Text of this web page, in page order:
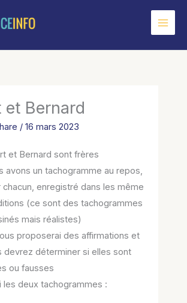
et Bernard
/16 mars 2023
et Bernard sont frères
avons un tachogramme au repos,
chacun, enregistré dans les même
(ce sont des tachogrammes
mais réalistes)
proposerai des affirmations et
devrez déterminer si elles sont
ou fausses
les deux tachogrammes :